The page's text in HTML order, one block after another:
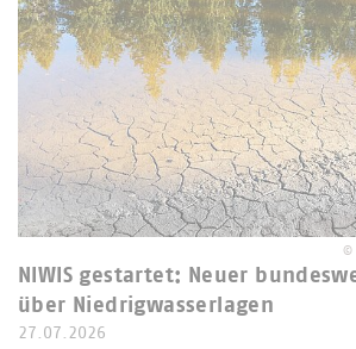
©
NIWIS gestartet: Neuer
über Niedrigwasserlagen
27.07.2026